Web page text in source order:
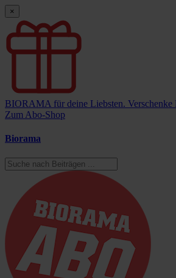
×
BIORAMA für deine Liebsten.
Zum Abo-Shop
Biorama